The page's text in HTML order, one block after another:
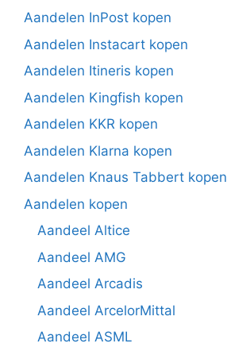
Aandelen InPost kopen
Aandelen Instacart kopen
Aandelen Itineris kopen
Aandelen Kingfish kopen
Aandelen KKR kopen
Aandelen Klarna kopen
Aandelen Knaus Tabbert kopen
Aandelen kopen
Aandeel Altice
Aandeel AMG
Aandeel Arcadis
Aandeel ArcelorMittal
Aandeel ASML